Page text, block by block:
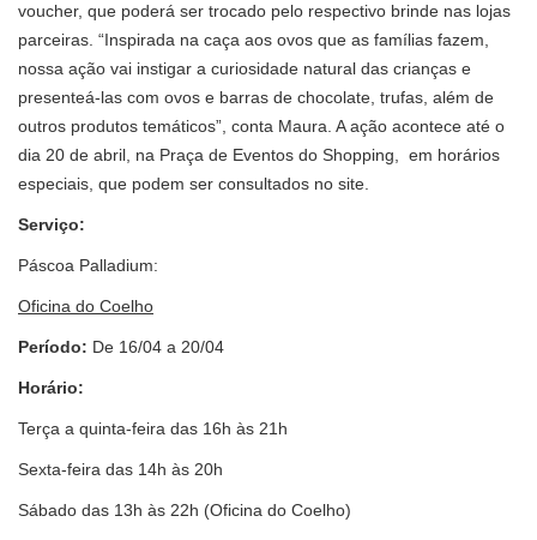
voucher, que poderá ser trocado pelo respectivo brinde nas lojas
parceiras. “Inspirada na caça aos ovos que as famílias fazem,
nossa ação vai instigar a curiosidade natural das crianças e
presenteá-las com ovos e barras de chocolate, trufas, além de
outros produtos temáticos”, conta Maura. A ação acontece até o
dia 20 de abril, na Praça de Eventos do Shopping, em horários
especiais, que podem ser consultados no site.
Serviço:
Páscoa Palladium:
Oficina do Coelho
Período: De 16/04 a 20/04
Horário:
Terça a quinta-feira das 16h às 21h
Sexta-feira das 14h às 20h
Sábado das 13h às 22h (Oficina do Coelho)